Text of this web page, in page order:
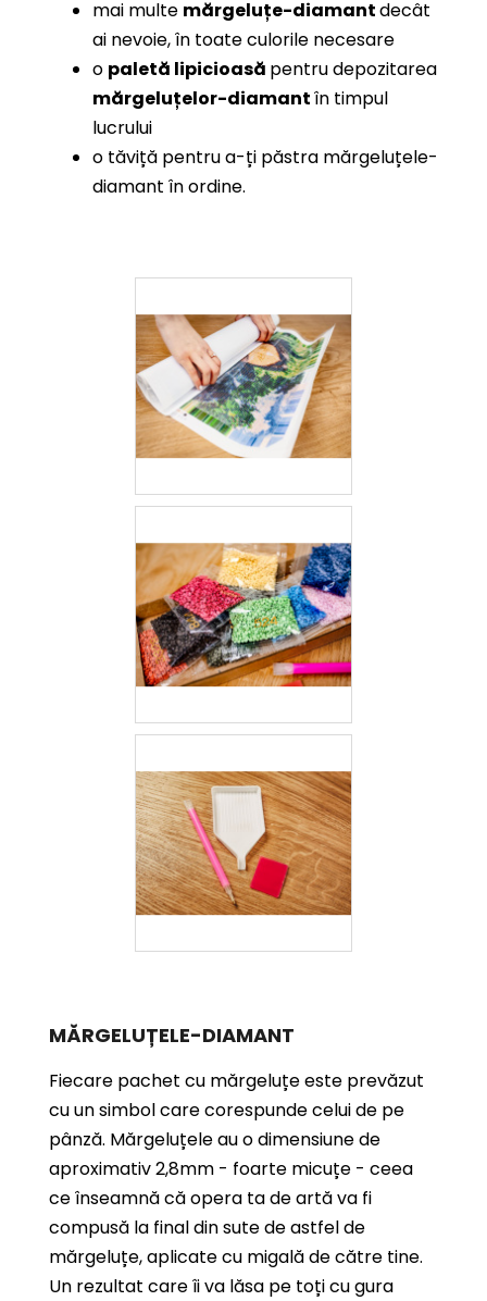
mai multe mărgeluțe-diamantdecât
ai nevoie, în toate culorile necesare
o paletă lipicioasă pentru depozitarea
mărgeluțelor-diamantîn timpul
lucrului
o tăviță pentru a-ți păstra mărgeluțele-
diamant în ordine.
MĂRGELUȚELE-DIAMANT
Fiecare pachet cu mărgeluțe este prevăzut
cu un simbol care corespunde celui de pe
pânză. Mărgeluțele au o dimensiune de
aproximativ 2,8mm - foarte micuțe - ceea
ce înseamnă că opera ta de artă va fi
compusă la final din sute de astfel de
mărgeluțe, aplicate cu migală de către tine.
Un rezultat care îi va lăsa pe toți cu gura